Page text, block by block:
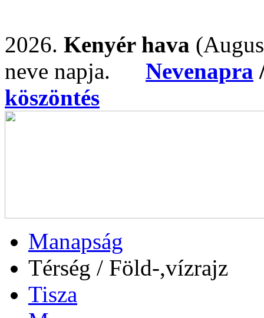
2026. Kenyér hava
neve napja. Nevenapra
köszöntés
Manapság
Térség / Föld-,vízrajz
Tisza